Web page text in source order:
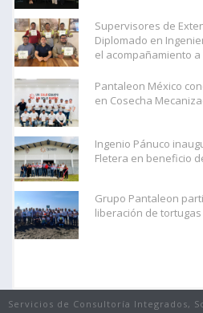
Supervisores de
Diplomado en
el acompañamiento
Pantaleon México
en Cosecha
Ingenio Pánuco
Fletera en beneficio
Grupo Pantaleon
liberación de
Servicios de Consultoría Integrados,